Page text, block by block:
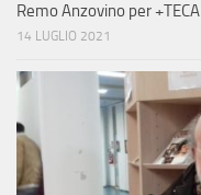
Remo Anzovino per +TECA
14 LUGLIO 2021